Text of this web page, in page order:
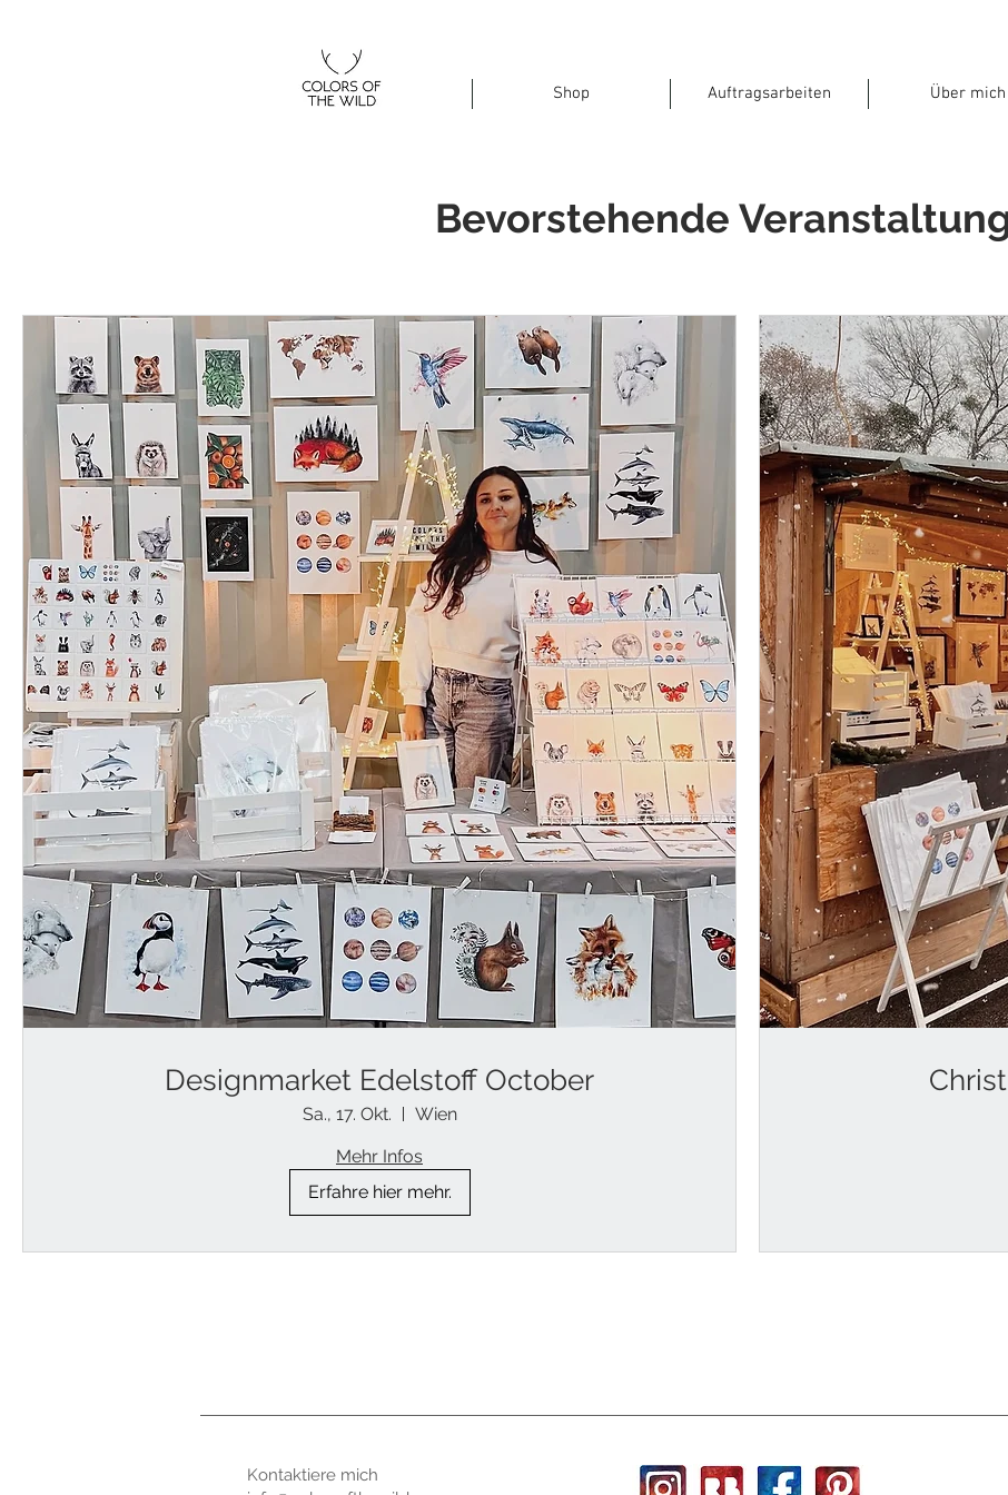
Home Shop Auftragsarbeiten Über mich
Bevorstehende
Designmarket Edelstoff October
Sa., 17. Okt.
Wien
Mehr Infos
Erfahre hier mehr.
Kontaktiere mich